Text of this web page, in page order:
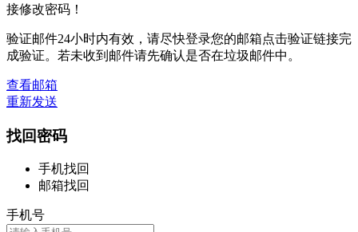
接修改密码！
验证邮件24小时内有效，请尽快登录您的邮箱点击验证链接完
成验证。若未收到邮件请先确认是否在垃圾邮件中。
查看邮箱
重新发送
找回密码
手机找回
邮箱找回
手机号